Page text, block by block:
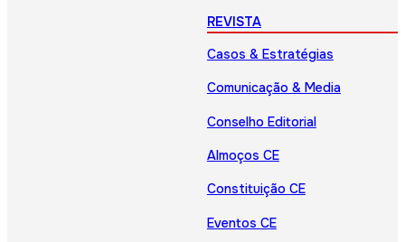
REVISTA
Casos & Estratégias
Comunicação & Media
Conselho Editorial
Almoços CE
Constituição CE
Eventos CE